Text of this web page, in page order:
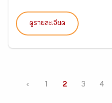
ดูรายละเอียด
‹ 1 2 3 4